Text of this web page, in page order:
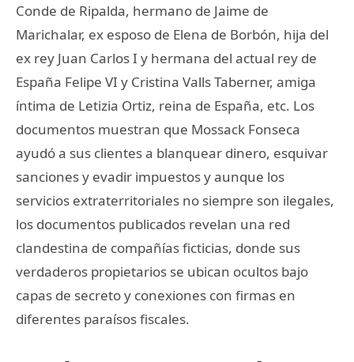
Conde de Ripalda, hermano de Jaime de
Marichalar, ex esposo de Elena de Borbón, hija del
ex rey Juan Carlos I y hermana del actual rey de
España Felipe VI y Cristina Valls Taberner, amiga
íntima de Letizia Ortiz, reina de España, etc. Los
documentos muestran que Mossack Fonseca
ayudó a sus clientes a blanquear dinero, esquivar
sanciones y evadir impuestos y aunque los
servicios extraterritoriales no siempre son ilegales,
los documentos publicados revelan una red
clandestina de compañías ficticias, donde sus
verdaderos propietarios se ubican ocultos bajo
capas de secreto y conexiones con firmas en
diferentes paraísos fiscales.